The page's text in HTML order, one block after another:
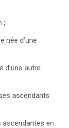
;
née d’une
d’une autre
ascendants
ascendantes en